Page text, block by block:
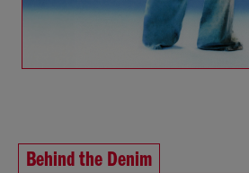
Behind the Denim